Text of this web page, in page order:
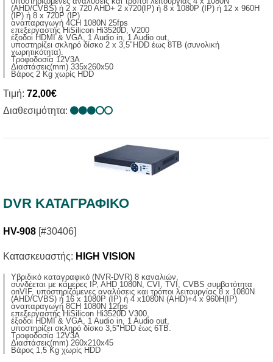
(AHD/CVBS) ή 2 x 720 AHD+ 2 x720(IP) ή 8 x 1080P (ΙP) ή 12 x 960H
(IP) ή 8 x 720P (IP)
αναπαραγωγή 4CH 1080N 25fps
επεξεργαστής ΗiSilicon Hi3520D, V200
έξοδοι HDMI & VGA, 1 Audio in, 1 Audio out,
υποστηρίζει σκληρό δίσκο 2 x 3,5"HDD έως 8ΤΒ (συνολική
χωρητικότητα).
Τροφοδοσία 12V3A
Διαστάσεις(mm) 335x260x50
Βάρος 2 Κg χωρίς ΗDD
Τιμή: 72,00€
Διαθεσιμότητα:
DVR ΚΑΤΑΓΡΑΦΙΚΟ
HV-908 [#30406]
Κατασκευαστής: HIGH VISION
Yβριδικό καταγραφικό (NVR-DVR) 8 καναλιών,
συνδέεται με κάμερες IP, AHD 1080N, CVI, TVI, CVBS συμβατότητα
onVIF, υποστηριζόμενες αναλύσεις και τρόποι λειτουργίας 8 x 1080N
(AHD/CVBS) ή 16 x 1080P (ΙP) ή 4 x1080Ν (ΑΗD)+4 x 960Η(IP)
αναπαραγωγή 8CH 1080N 12fps
επεξεργαστής ΗiSilicon Hi3520D V300,
έξοδοι HDMI & VGA, 1 Audio in, 1 Audio out,
υποστηρίζει σκληρό δίσκο 3,5"HDD έως 6ΤΒ.
Τροφοδοσία 12V3A
Διαστάσεις(mm) 260x210x45
Βάρος 1,5 Κg χωρίς ΗDD